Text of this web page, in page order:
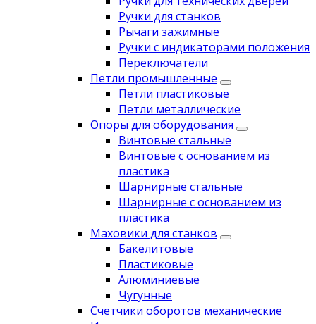
Ручки для станков
Рычаги зажимные
Ручки с индикаторами положения
Переключатели
Петли промышленные
Петли пластиковые
Петли металлические
Опоры для оборудования
Винтовые стальные
Винтовые с основанием из
пластика
Шарнирные стальные
Шарнирные с основанием из
пластика
Маховики для станков
Бакелитовые
Пластиковые
Алюминиевые
Чугунные
Счетчики оборотов механические